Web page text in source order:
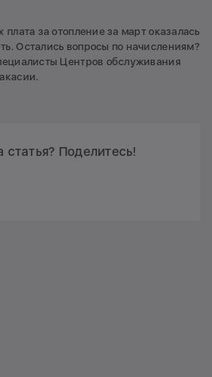
плата за отопление за март оказалась
Остались вопросы по начислениям?
Центров обслуживания
Поделитесь!